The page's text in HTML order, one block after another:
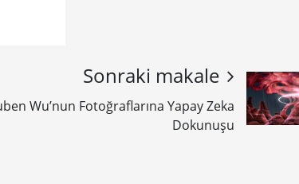
Sonraki makale
Wu’nun Fotoğraflarına Yapay Zeka
Dokunuşu